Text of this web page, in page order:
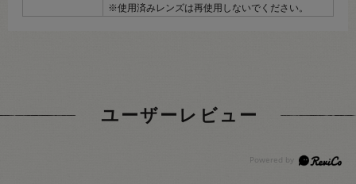
※使用済みレンズは再使用しないでください。
ユーザーレビュー